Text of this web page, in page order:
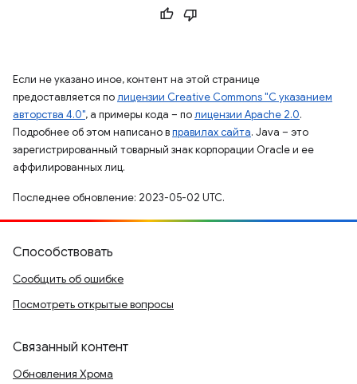
Если не указано иное, контент на этой странице
предоставляется полицензии Creative Commons "С указанием
авторства 4.0", а примеры кода – полицензии Apache 2.0.
Подробнее об этом написано вправилах сайта. Java – это
зарегистрированный товарный знак корпорации Oracle и ее
аффилированных лиц.
Последнее обновление: 2023-05-02 UTC.
Способствовать
Сообщить об ошибке
Посмотреть открытые вопросы
Связанный контент
Обновления Хрома